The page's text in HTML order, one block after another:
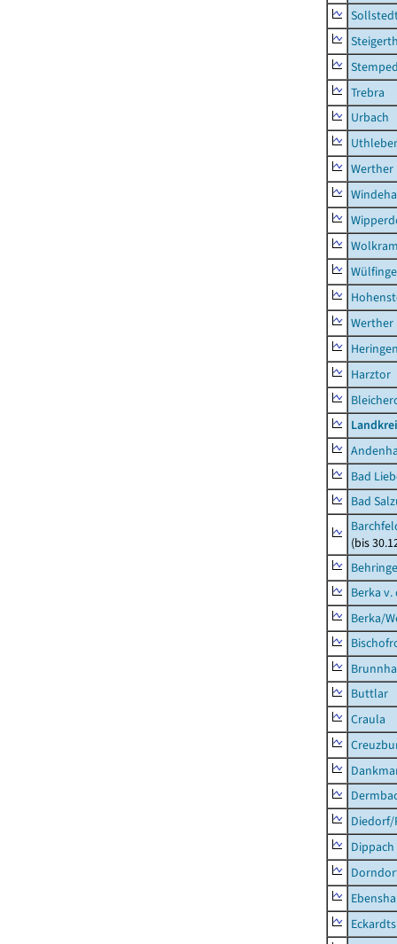
Trebra
Urbach
Werther
Werther
Harztor
Bad
Bad
(bis
Berka v.
Berka/
Buttlar
Craula
Dippach